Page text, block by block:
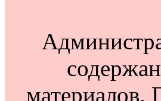
материалов.